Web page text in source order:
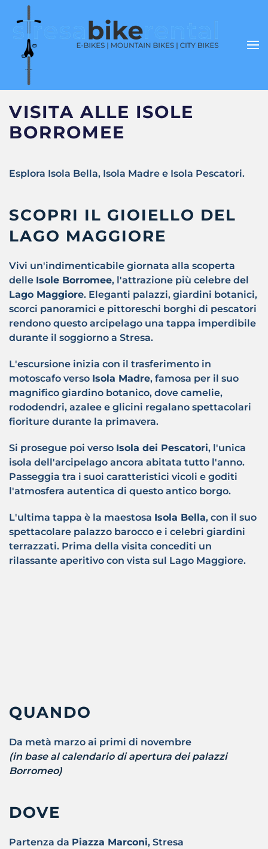
VISITA ALLE ISOLE
BORROMEE
Esplora Isola Bella, Isola Madre e Isola Pescatori.
SCOPRI IL GIOIELLO DEL
LAGO MAGGIORE
Vivi un'indimenticabile giornata alla scoperta
delle Isole Borromee, l'attrazione più celebre del
Lago Maggiore. Eleganti palazzi, giardini botanici,
scorci panoramici e pittoreschi borghi di pescatori
rendono questo arcipelago una tappa imperdibile
durante il soggiorno a Stresa.
L'escursione inizia con il trasferimento in
motoscafo verso Isola Madre, famosa per il suo
magnifico giardino botanico, dove camelie,
rododendri, azalee e glicini regalano spettacolari
fioriture durante la primavera.
Si prosegue poi verso Isola dei Pescatori, l'unica
isola dell'arcipelago ancora abitata tutto l'anno.
Passeggia tra i suoi caratteristici vicoli e goditi
l'atmosfera autentica di questo antico borgo.
L'ultima tappa è la maestosa Isola Bella, con il suo
spettacolare palazzo barocco e i celebri giardini
terrazzati. Prima della visita concediti un
rilassante aperitivo con vista sul Lago Maggiore.
QUANDO
Da metà marzo ai primi di novembre
(in base al calendario di apertura dei palazzi
Borromeo)
DOVE
Partenza da Piazza Marconi, Stresa